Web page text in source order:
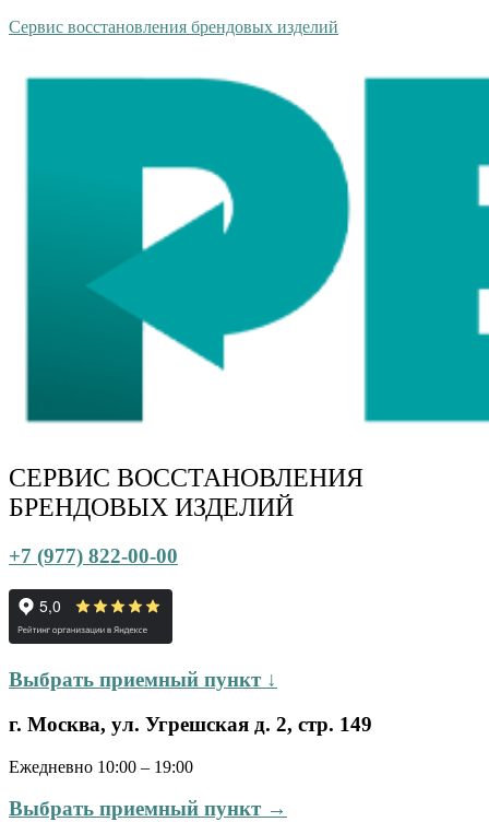
Сервис восстановления брендовых изделий
СЕРВИС ВОССТАНОВЛЕНИЯ
БРЕНДОВЫХ ИЗДЕЛИЙ
+7 (977) 822-00-00
Выбрать приемный пункт ↓
г. Москва, ул. Угрешская д. 2, стр. 149
Ежедневно 10:00 – 19:00
Выбрать приемный пункт →